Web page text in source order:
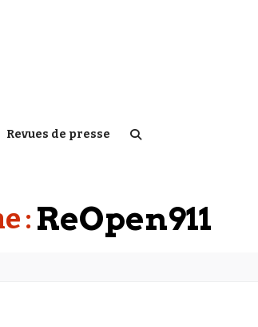
Revues de presse
: ReOpen911